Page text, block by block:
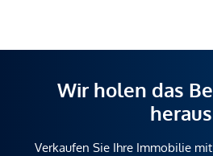
Wir holen das
heraus
Verkaufen Sie Ihre Immobilie